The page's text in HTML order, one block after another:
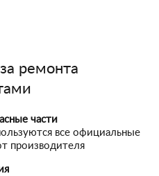
ремонта
части
все официальные
производителя